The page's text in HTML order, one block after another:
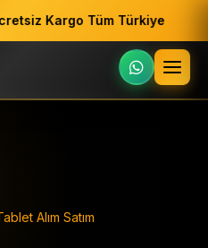
Kargo Tüm Türkiye
Alım Satım